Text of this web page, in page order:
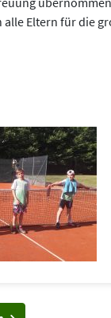
alle Eltern für die